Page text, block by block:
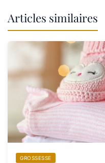
Articles similaires
GROSSESSE